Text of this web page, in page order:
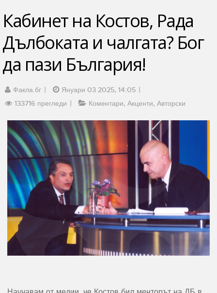
Кабинет на Костов, Рада
Дълбоката и чалгата? Бог
да пази България!
Факла.бг
Януари 03 2025, 14:05
133716 прегледи
Коментари Акценти Авторски